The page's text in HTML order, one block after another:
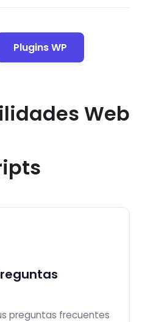
Plugins WP
Web
preguntas frecuentes